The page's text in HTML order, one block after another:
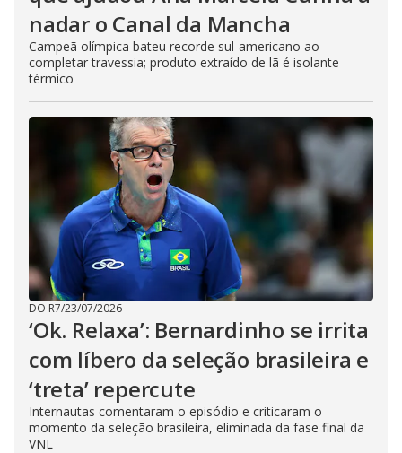
nadar o Canal da Mancha
Campeã olímpica bateu recorde sul-americano ao
completar travessia; produto extraído de lã é isolante
térmico
DO R7/23/07/2026
‘Ok. Relaxa’: Bernardinho se irrita
com líbero da seleção brasileira e
‘treta’ repercute
Internautas comentaram o episódio e criticaram o
momento da seleção brasileira, eliminada da fase final da
VNL